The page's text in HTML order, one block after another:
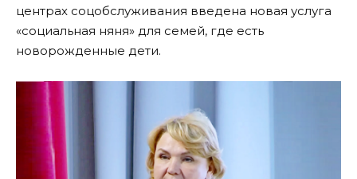
центрах соцобслуживания введена новая услуга
«социальная няня» для семей, где есть
новорожденные дети.